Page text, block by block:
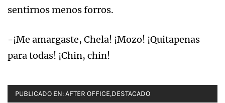
sentirnos menos forros.
-¡Me amargaste, Chela! ¡Mozo! ¡Quitapenas
para todas! ¡Chin, chin!
PUBLICADO EN:AFTER OFFICE,DESTACADO